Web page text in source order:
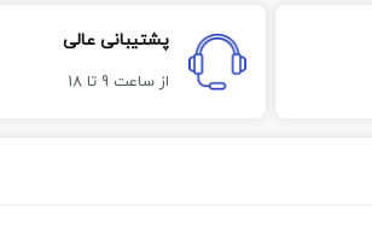
پشتیبانی عالی
از ساعت 9 تا 18